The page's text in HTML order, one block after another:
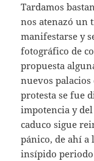
Tardamos
nos atenazó un
manifestarse y
fotográfico de
propuesta
nuevos
protesta se fue
impotencia y
caduco sigue
pánico, de ahí
insípido periodo